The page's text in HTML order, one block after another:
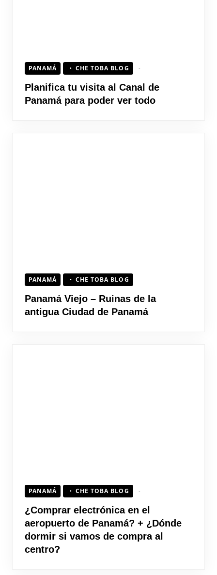
PANAMÁ CHE TOBA BLOG
Planifica tu visita al Canal de
Panamá para poder ver todo
PANAMÁ CHE TOBA BLOG
Panamá Viejo – Ruinas de la
antigua Ciudad de Panamá
PANAMÁ CHE TOBA BLOG
¿Comprar electrónica en el
aeropuerto de Panamá? + ¿Dónde
dormir si vamos de compra al
centro?